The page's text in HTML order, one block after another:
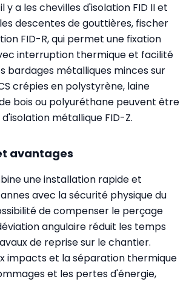
y a les chevilles d'isolation FID II et
les descentes de gouttières, fischer
FID-R, qui permet une fixation
interruption thermique et facilité
bardages métalliques minces sur
crépies en polystyrène, laine
bois ou polyuréthane peuvent être
métallique FID-Z.
avantages
une installation rapide et
avec la sécurité physique du
de compenser le perçage
angulaire réduit les temps
de reprise sur le chantier.
impacts et la séparation thermique
et les pertes d'énergie,